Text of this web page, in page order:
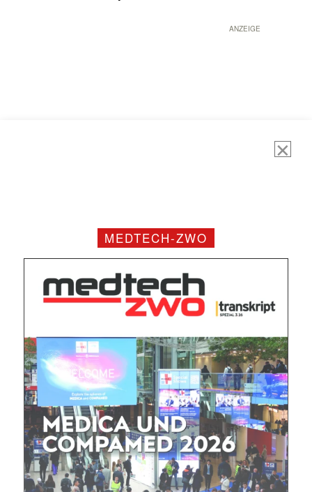
Mit dem |transkript-Newsletter
jede Woche aktuell informiert.
E-
Mail
(erforderlich)
ANZEIGE
MEDTECH-ZWO